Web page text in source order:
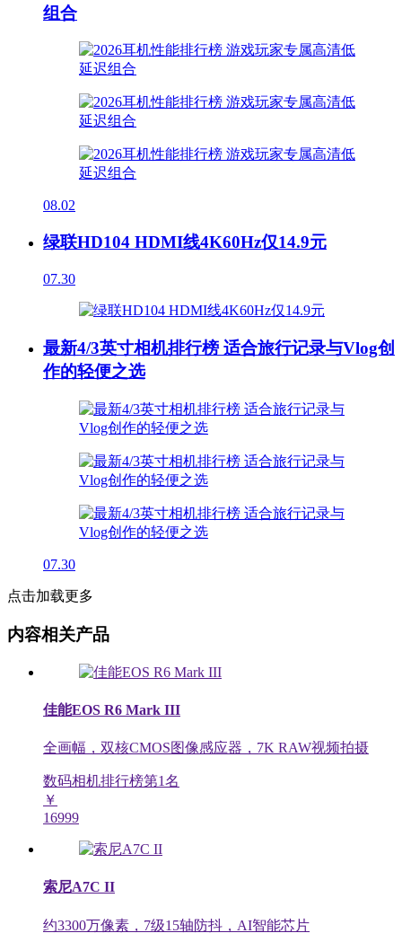
组合
08.02
绿联HD104 HDMI线4K60Hz仅14.9元
07.30
最新4/3英寸相机排行榜 适合旅行记录与Vlog创
作的轻便之选
07.30
点击加载更多
内容相关产品
佳能EOS R6 Mark III
全画幅，双核CMOS图像感应器，7K RAW视频拍摄
数码相机排行榜第1名
￥
16999
索尼A7C II
约3300万像素，7级15轴防抖，AI智能芯片